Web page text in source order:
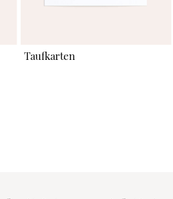
Taufkarten